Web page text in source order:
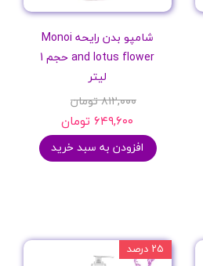
شامپو بدن رایحه Monoi
and lotus flower حجم 1
لیتر
۸۱۲,۰۰۰ تومان
۶۴۹,۶۰۰ تومان
افزودن به سبد خرید
۲۵ درصد